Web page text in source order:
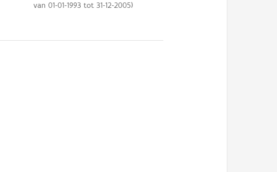
van 01-01-1993 tot 31-12-2005)